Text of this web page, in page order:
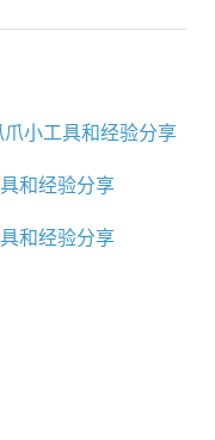
小工具和经验分享
和经验分享
和经验分享